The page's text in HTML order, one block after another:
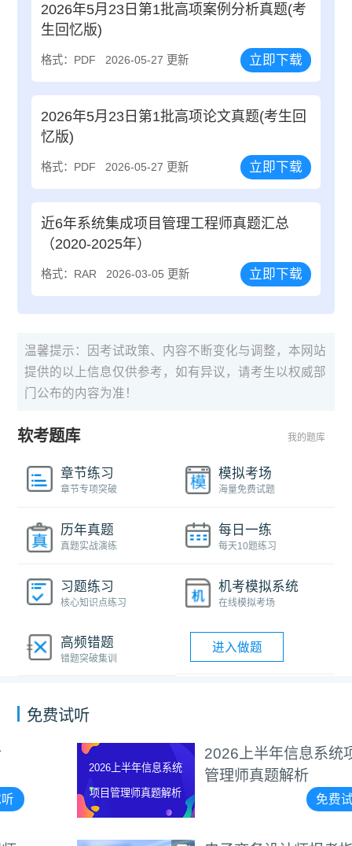
2026年5月23日第1批高项案例分析真题(考
生回忆版)
格式：PDF 2026-05-27 更新 立即下载
2026年5月23日第1批高项论文真题(考生回
忆版)
格式：PDF 2026-05-27 更新 立即下载
近6年系统集成项目管理工程师真题汇总
（2020-2025年）
格式：RAR 2026-03-05 更新 立即下载
温馨提示：因考试政策、内容不断变化与调整，本网站
提供的以上信息仅供参考，如有异议，请考生以权威部
门公布的内容为准！
软考题库 我的题库
章节练习
章节专项突破
模拟考场
海量免费试题
历年真题
真题实战演练
每日一练
每天10题练习
习题练习
核心知识点练习
机考模拟系统
在线模拟考场
高频错题
错题突破集训
进入做题
免费试听
2026上半年信息系统
项目管理师真题解析
2026上半年信息系统项目
管理师真题解析
免费试听